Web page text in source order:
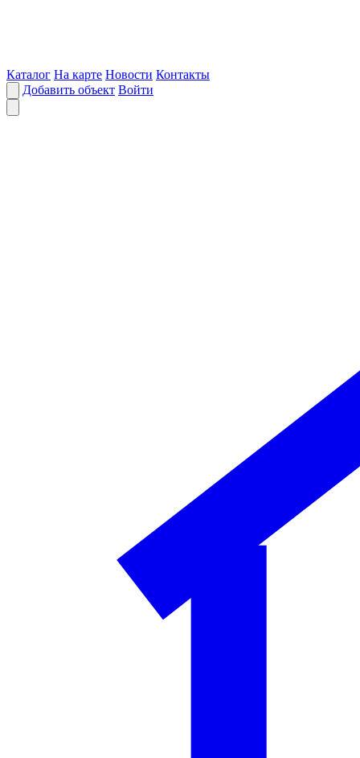
Каталог На карте Новости Контакты
Добавить объект Войти